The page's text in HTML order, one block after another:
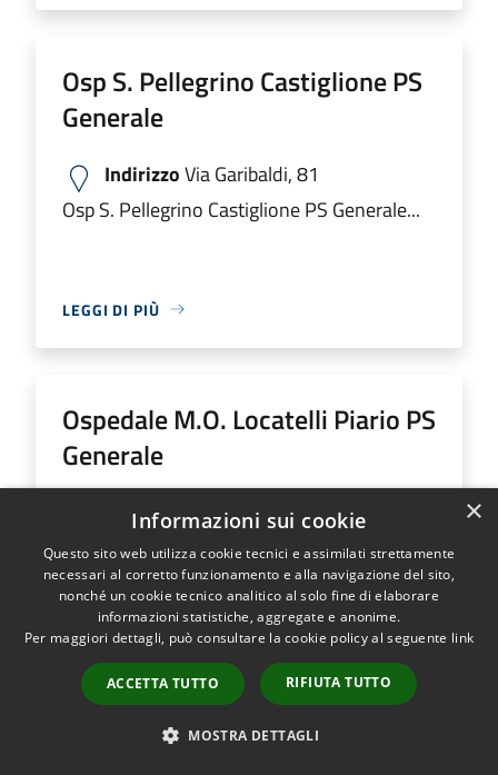
Osp S. Pellegrino Castiglione PS
Generale
IndirizzoVia Garibaldi, 81
Osp S. Pellegrino Castiglione PS Generale...
LEGGI DI PIÙ
Ospedale M.O. Locatelli Piario PS
Generale
IndirizzoVia Groppino, 22
Ospedale M.O. Locatelli Piario PS Generale...
LEGGI DI PIÙ
Ospedale SS Trinità Romano L.
×
Informazioni sui cookie
Questo sito web utilizza cookie tecnici e assimilati strettamente
necessari al corretto funzionamento e alla navigazione del sito,
nonché un cookie tecnico analitico al solo fine di elaborare
informazioni statistiche, aggregate e anonime.
Per maggiori dettagli, può consultare la cookie policy al seguente link
ACCETTA TUTTO RIFIUTA TUTTO
MOSTRA DETTAGLI